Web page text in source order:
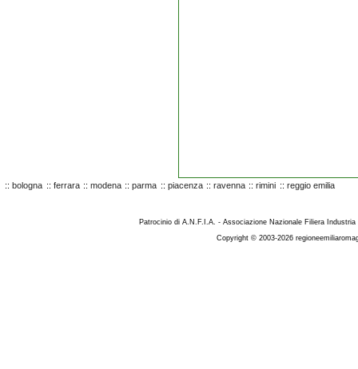
:: bologna :: ferrara :: modena :: parma :: piacenza :: ravenna :: rimini :: reggio emilia
Patrocinio di A.N.F.I.A. - Associazione Nazionale Filiera
Copyright © 2003-2026